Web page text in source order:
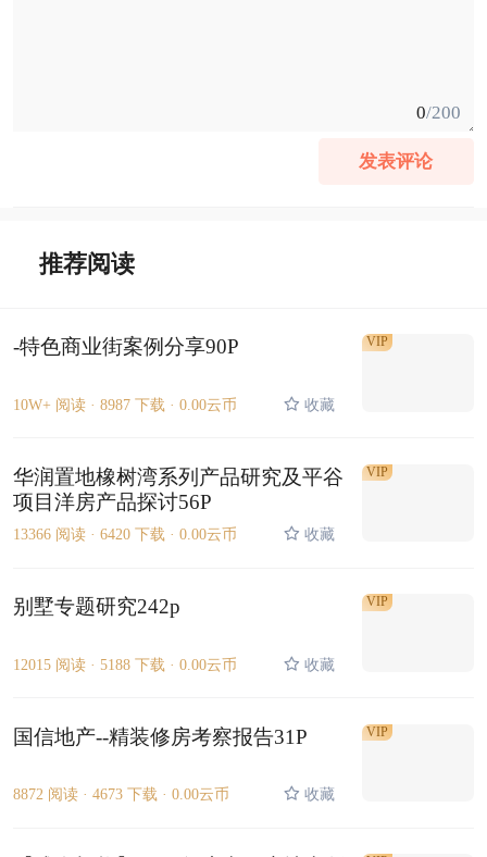
0/200
发表评论
推荐阅读
-特色商业街案例分享90P
10W+ 阅读 · 8987 下载 · 0.00云币 收藏
VIP
华润置地橡树湾系列产品研究及平谷
项目洋房产品探讨56P
13366 阅读 · 6420 下载 · 0.00云币 收藏
VIP
别墅专题研究242p
12015 阅读 · 5188 下载 · 0.00云币 收藏
VIP
国信地产--精装修房考察报告31P
8872 阅读 · 4673 下载 · 0.00云币 收藏
VIP